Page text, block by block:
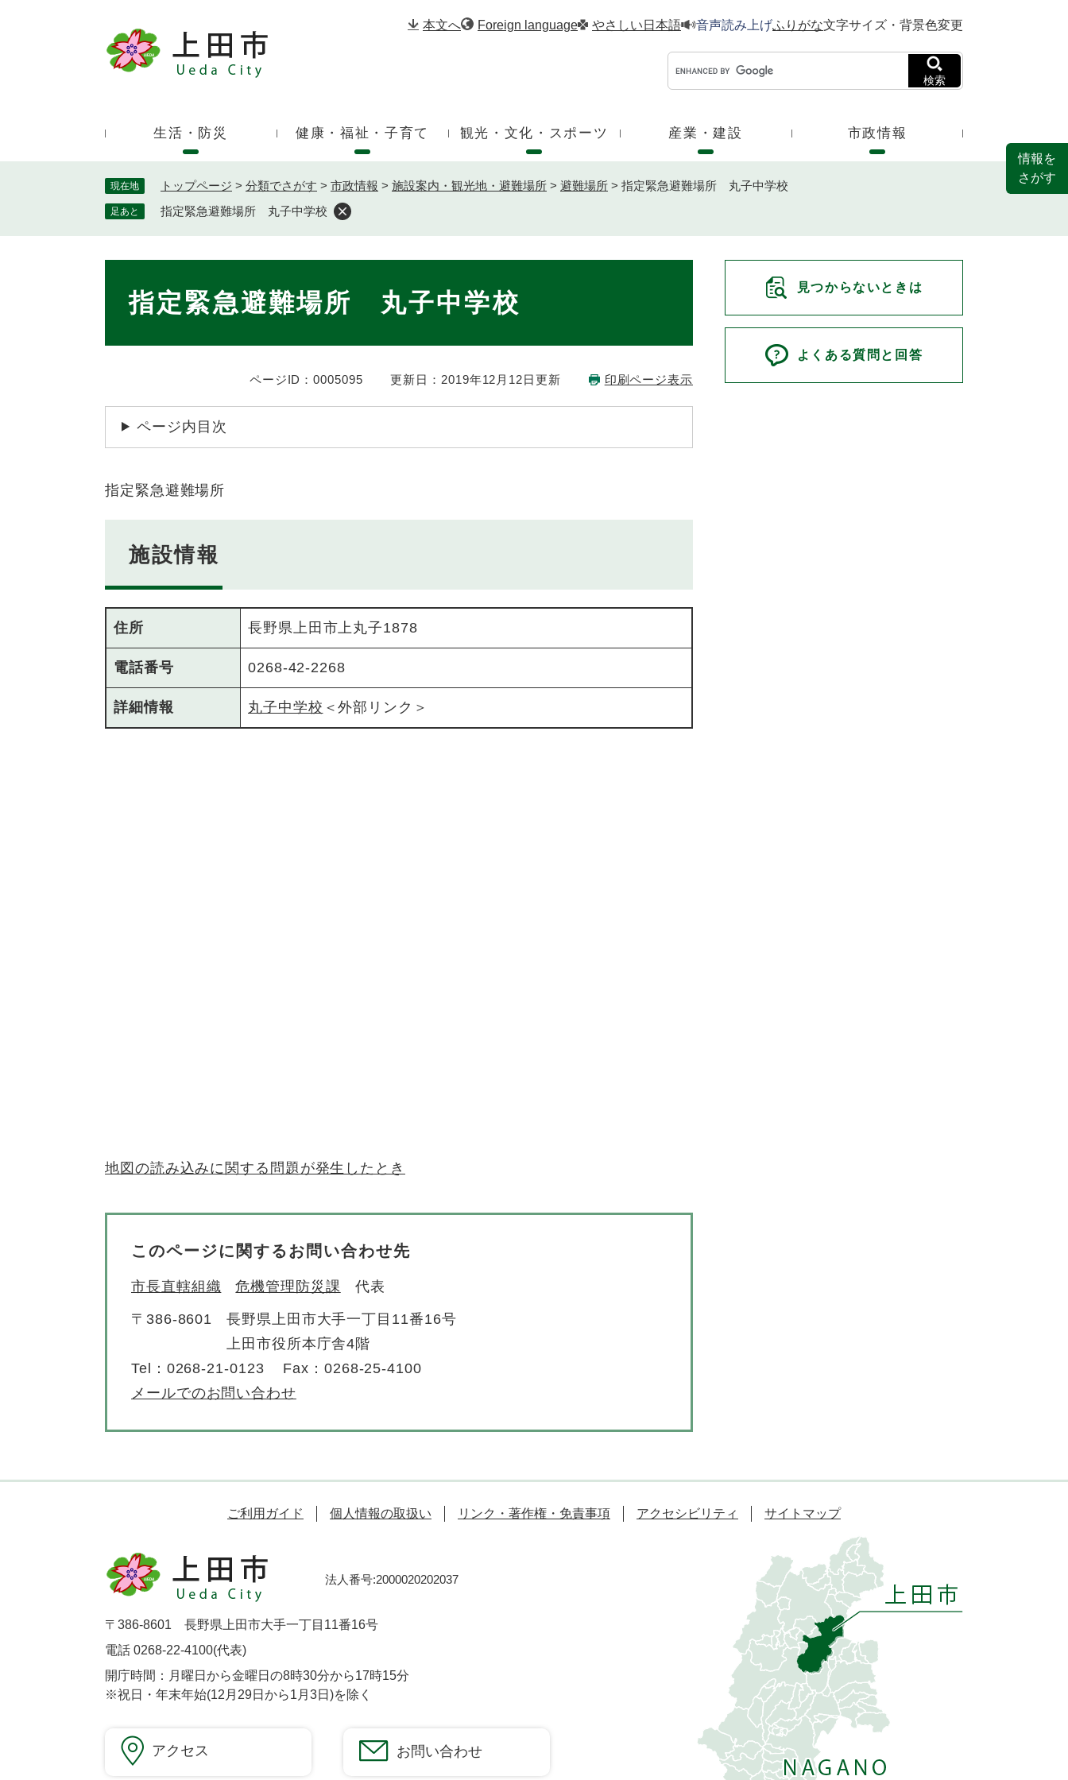
。
本文へ Foreign language やさしい日本語 音声読み上げふりがな文字サイズ・背景色変更
ド
検索
生活・防災 健康・福祉・子育て 観光・文化・スポーツ 産業・建設 市政情報
現在地 トップページ > 分類でさがす > 市政情報 > 施設案内・観光地・避難場所 > 避難場所 > 指定緊急避難場所 丸子中学校
足あと 指定緊急避難場所 丸子中学校
指定緊急避難場所 丸子中学校
ページID：0005095 更新日：2019年12月12日更新 印刷ページ表示
ページ内目次
指定緊急避難場所
施設情報
住所 長野県上田市上丸子1878
電話番号 0268-42-2268
詳細情報 丸子中学校 ＜外部リンク＞
地図の読み込みに関する問題が発生したとき
このページに関するお問い合わせ先
市長直轄組織 危機管理防災課 代表
〒386-8601
長野県上田市大手一丁目11番16号
上田市役所本庁舎4階
Tel：0268-21-0123
Fax：0268-25-4100
メールでのお問い合わせ
見つからないときは
よくある質問と回答
情報を
さがす
ご利用ガイド 個人情報の取扱い リンク・著作権・免責事項 アクセシビリティ サイトマップ
法人番号:2000020202037
〒386-8601 長野県上田市大手一丁目11番16号
電話 0268-22-4100(代表)
開庁時間：月曜日から金曜日の8時30分から17時15分
※祝日・年末年始(12月29日から1月3日)を除く
アクセス お問い合わせ